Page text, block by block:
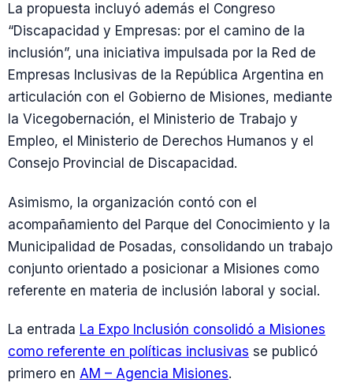
La propuesta incluyó además el Congreso
“Discapacidad y Empresas: por el camino de la
inclusión”, una iniciativa impulsada por la Red de
Empresas Inclusivas de la República Argentina en
articulación con el Gobierno de Misiones, mediante
la Vicegobernación, el Ministerio de Trabajo y
Empleo, el Ministerio de Derechos Humanos y el
Consejo Provincial de Discapacidad.
Asimismo, la organización contó con el
acompañamiento del Parque del Conocimiento y la
Municipalidad de Posadas, consolidando un trabajo
conjunto orientado a posicionar a Misiones como
referente en materia de inclusión laboral y social.
La entrada La Expo Inclusión consolidó a Misiones
como referente en políticas inclusivas se publicó
primero en AM – Agencia Misiones.